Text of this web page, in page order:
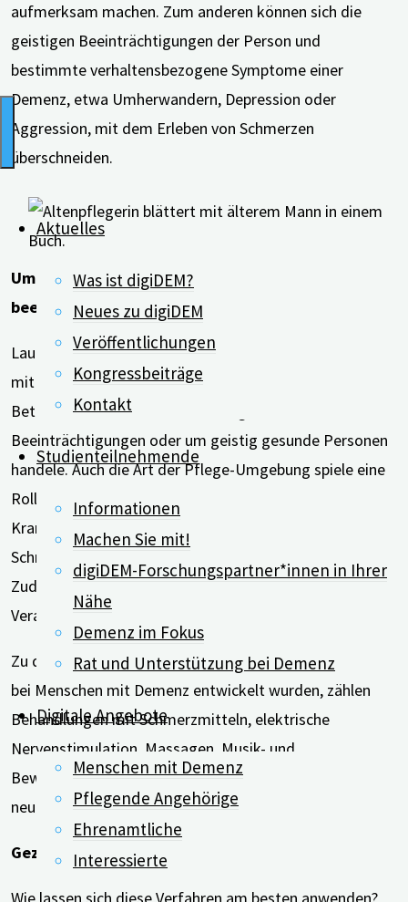
nach:
Aktuelles
Was ist digiDEM?
Neues zu digiDEM
Veröffentlichungen
Kongressbeiträge
Kontakt
Studienteilnehmende
Informationen
Machen Sie mit!
digiDEM-Forschungspartner*innen in Ihrer
Nähe
Demenz im Fokus
Rat und Unterstützung bei Demenz
Digitale Angebote
Menschen mit Demenz
Pflegende Angehörige
Ehrenamtliche
Interessierte
aufmerksam machen. Zum anderen können sich die
geistigen Beeinträchtigungen der Person und
bestimmte verhaltensbezogene Symptome einer
Demenz, etwa Umherwandern, Depression oder
Aggression, mit dem Erleben von Schmerzen
überschneiden.
Umgebung und geistige Beeinträchtigung
beeinflussen Schmerzbehandlung
Laut früheren Studien würden Fachkräfte unterschiedlich
mit Schmerzen umgehen, je nachdem, ob es sich bei den
Betroffenen um Menschen mit kognitiven
Beeinträchtigungen oder um geistig gesunde Personen
handele. Auch die Art der Pflege-Umgebung spiele eine
Rolle. Danach erhielten Menschen mit Demenz, die im
Krankenhaus behandelt wurden, weniger Opioid-
Schmerzmittel als ihre Altersgenossen ohne Demenz.
Zudem warteten sie in Notaufnahmen länger auf die
Verabreichung von Schmerzmitteln.
Zu den Verfahren, die für den Umgang mit Schmerzen
bei Menschen mit Demenz entwickelt wurden, zählen
Behandlungen mit Schmerzmitteln, elektrische
Nervenstimulation, Massagen, Musik- und
Bewegungstherapien, therapeutische Roboter sowie
neue Technologien zur Schmerzerfassung.
Gezielte Strategien für Fachkräfte untersucht